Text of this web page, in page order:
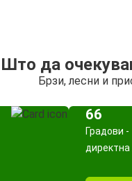
Што да
Брзи, лесни и
66
Градови -
директна